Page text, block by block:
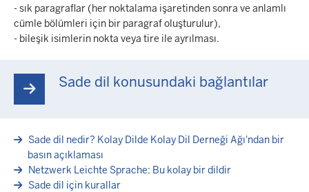
- sık paragraflar (her noktalama işaretinden sonra ve anlamlı
cümle bölümleri için bir paragraf oluşturulur),
- bileşik isimlerin nokta veya tire ile ayrılması.
Sade dil konusundaki bağlantılar
Sade dil nedir? Kolay Dilde Kolay Dil Derneği Ağı'ndan bir
basın açıklaması
Netzwerk Leichte Sprache: Bu kolay bir dildir
Sade dil için kurallar